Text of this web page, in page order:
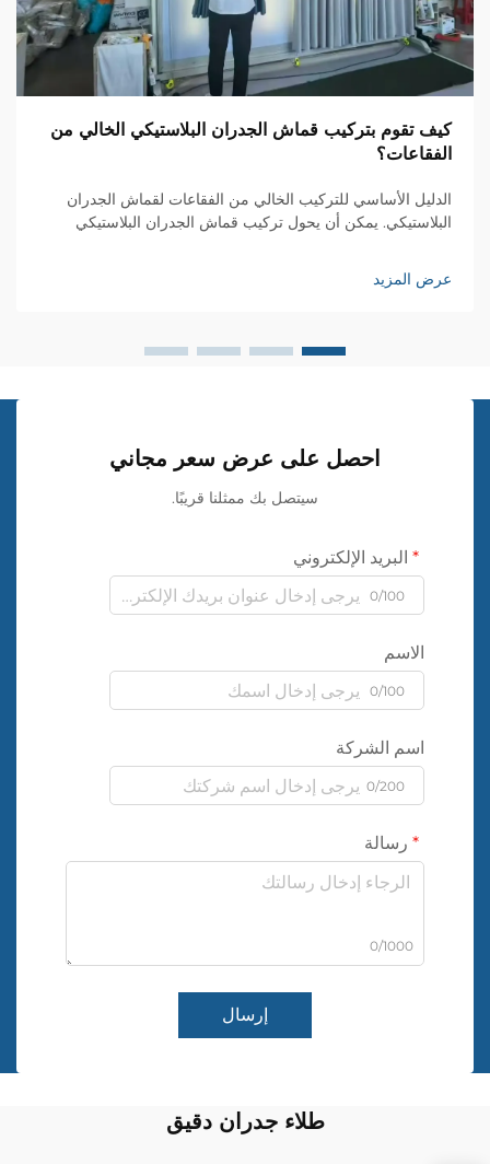
كيف تقوم بتركيب قماش الجدران البلاستيكي الخالي من
الفقاعات؟
الدليل الأساسي للتركيب الخالي من الفقاعات لقماش الجدران
البلاستيكي. يمكن أن يحول تركيب قماش الجدران البلاستيكي
تشطيب أملس خالٍ من الفقاعات يتطلب مهارة وانتباهًا للتفاصيل.
سواء كنتَ...
عرض المزيد
احصل على عرض سعر مجاني
سيتصل بك ممثلنا قريبًا.
البريد الإلكتروني
0/100
الاسم
0/100
اسم الشركة
0/200
رسالة
0/1000
إرسال
طلاء جدران دقيق